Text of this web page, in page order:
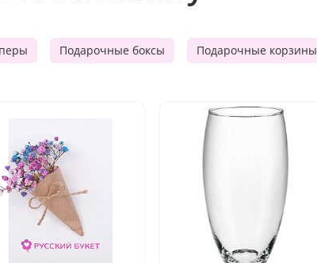
Подарочные боксы Подарочные корзины